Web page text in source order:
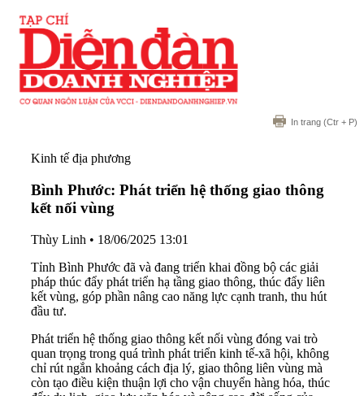
In trang (Ctr + P)
Kinh tế địa phương
Bình Phước: Phát triển hệ thống giao thông
kết nối vùng
Thùy Linh • 18/06/2025 13:01
Tỉnh Bình Phước đã và đang triển khai đồng bộ các giải
pháp thúc đẩy phát triển hạ tầng giao thông, thúc đẩy liên
kết vùng, góp phần nâng cao năng lực cạnh tranh, thu hút
đầu tư.
Phát triển hệ thống giao thông kết nối vùng đóng vai trò
quan trọng trong quá trình phát triển kinh tế-xã hội, không
chỉ rút ngắn khoảng cách địa lý, giao thông liên vùng mà
còn tạo điều kiện thuận lợi cho vận chuyển hàng hóa, thúc